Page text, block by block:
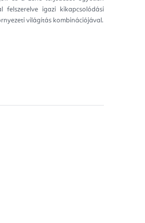
felszerelve igazi kikapcsolódási
világítás kombinációjával.